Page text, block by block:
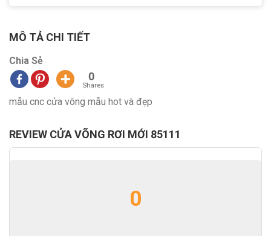
MÔ TẢ CHI TIẾT
Chia Sẻ
0
Shares
mẫu cnc cửa võng mẫu hot và đẹp
REVIEW CỬA VÕNG RƠI MỚI 85111
0